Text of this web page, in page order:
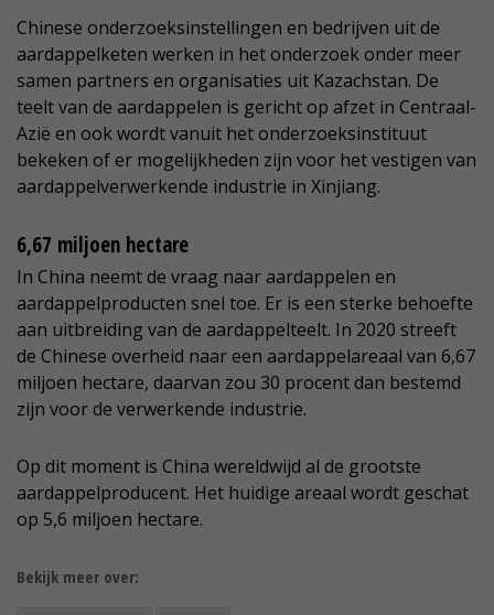
Chinese onderzoeksinstellingen en bedrijven uit de
aardappelketen werken in het onderzoek onder meer
samen partners en organisaties uit Kazachstan. De
teelt van de aardappelen is gericht op afzet in Centraal-
Azië en ook wordt vanuit het onderzoeksinstituut
bekeken of er mogelijkheden zijn voor het vestigen van
aardappelverwerkende industrie in Xinjiang.
6,67 miljoen hectare
In China neemt de vraag naar aardappelen en
aardappelproducten snel toe. Er is een sterke behoefte
aan uitbreiding van de aardappelteelt. In 2020 streeft
de Chinese overheid naar een aardappelareaal van 6,67
miljoen hectare, daarvan zou 30 procent dan bestemd
zijn voor de verwerkende industrie.
Op dit moment is China wereldwijd al de grootste
aardappelproducent. Het huidige areaal wordt geschat
op 5,6 miljoen hectare.
Bekijk meer over: